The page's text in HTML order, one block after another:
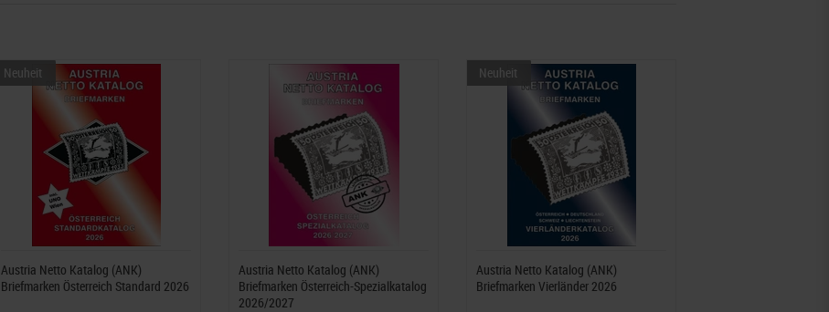
Neuheit
Austria Netto Katalog (ANK)
Briefmarken Österreich Standard 2026
Austria Netto Katalog (ANK)
Briefmarken Österreich-Spezialkatalog
2026/2027
Neuheit
Austria Netto Katalog (ANK)
Briefmarken Vierländer 2026